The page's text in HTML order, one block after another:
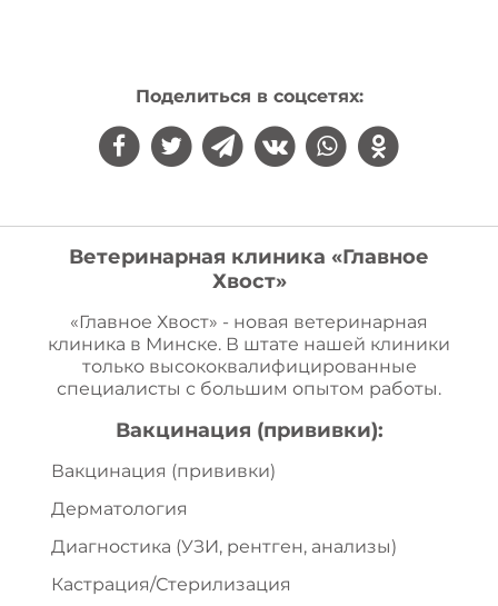
Поделиться в соцсетях:
Ветеринарная клиника «Главное
Хвост»
«Главное Хвост» - новая ветеринарная
клиника в Минске. В штате нашей клиники
только высококвалифицированные
специалисты с большим опытом работы.
Вакцинация (прививки):
Вакцинация (прививки)
Дерматология
Диагностика (УЗИ, рентген, анализы)
Кастрация/Стерилизация